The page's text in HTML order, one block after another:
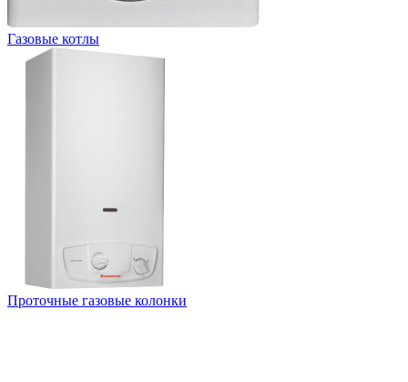
Газовые котлы
Проточные газовые колонки